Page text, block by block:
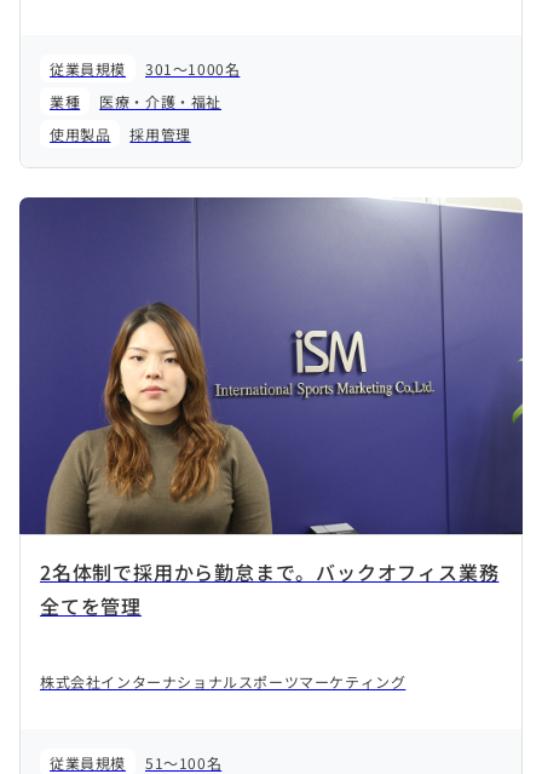
従業員規模
301～1000名
業種
医療・介護・福祉
使用製品
採用管理
2名体制で採用から勤怠まで。バックオフィス業務
全てを管理
株式会社インターナショナルスポーツマーケティング
従業員規模
51～100名